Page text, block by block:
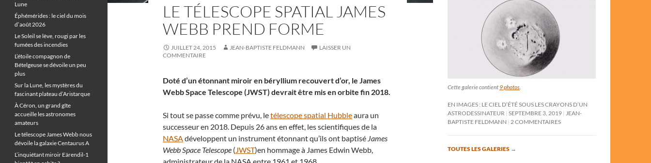
LE TÉLESCOPE SPATIAL JAMES
WEBB PREND FORME
JUILLET 24, 2015 JEAN-BAPTISTE FELDMANN
LAISSER UN
COMMENTAIRE
Doté d’un étonnant miroir en béryllium recouvert d’or, le James
Webb Space Telescope (JWST) devrait être mis en orbite fin 2018.
Si tout se passe comme prévu, letélescope spatial Hubbleaura un
successeur en 2018. Depuis 26 ans en effet, les scientifiques de la
NASAdéveloppent un instrument étonnant qu’ils ont baptisé James
Webb Space Telescope (JWST)en hommage à James Edwin Webb,
Cette galerie contient 9 photos
EN IMAGES : LE CIEL D’ÉTÉ SOUS LES CRAYONS D’UN
ASTRODESSINATEUR SEPTEMBRE 3, 2019
JEAN-
BAPTISTE FELDMANN
2 COMMENTAIRES
TOUTES LES GALERIES →
Lune
Éphémérides : le ciel du mois
d’août 2026
Le Soleil se lève, rougi par les
fumées des incendies
L’étoile compagnon de
Bételgeuse se dévoile un peu
plus
Sur la Lune, les mystères du
fascinant plateau d’Aristarque
À Céron, un grand gîte
accueille les astronomes
amateurs
Le télescope James Webb nous
dévoile la galaxie Centaurus A
L’inquiétant miroir Eärendil-1